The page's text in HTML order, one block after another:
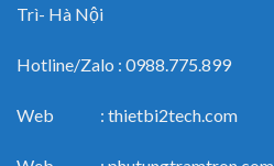
Trì- Hà Nội
Hotline/Zalo : 0988.775.899
Web : thietbi2tech.com